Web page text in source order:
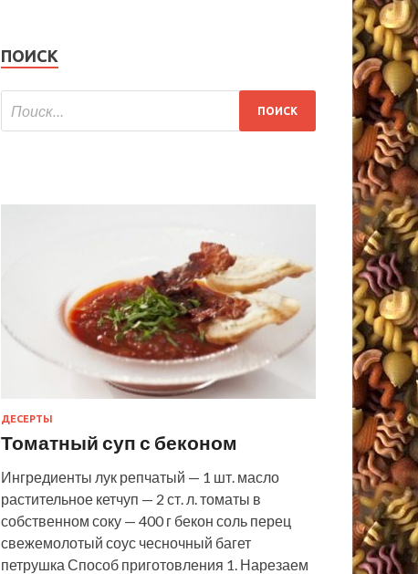
ПОИСК
ДЕСЕРТЫ
Томатный суп с беконом
Ингредиенты лук репчатый — 1 шт. масло
растительное кетчуп — 2 ст. л. томаты в
собственном соку — 400 г бекон соль перец
свежемолотый соус чесночный багет
петрушка Способ приготовления 1. Нарезаем